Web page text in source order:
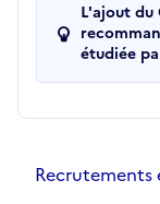
L'ajout du
étudiée